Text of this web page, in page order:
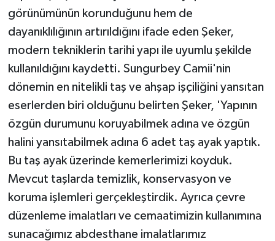
görünümünün korunduğunu hem de
dayanıklılığının artırıldığını ifade eden Şeker,
modern tekniklerin tarihi yapı ile uyumlu şekilde
kullanıldığını kaydetti. Sungurbey Camii'nin
dönemin en nitelikli taş ve ahşap işçiliğini yansıtan
eserlerden biri olduğunu belirten Şeker, 'Yapının
özgün durumunu koruyabilmek adına ve özgün
halini yansıtabilmek adına 6 adet taş ayak yaptık.
Bu taş ayak üzerinde kemerlerimizi koyduk.
Mevcut taşlarda temizlik, konservasyon ve
koruma işlemleri gerçekleştirdik. Ayrıca çevre
düzenleme imalatları ve cemaatimizin kullanımına
sunacağımız abdesthane imalatlarımız